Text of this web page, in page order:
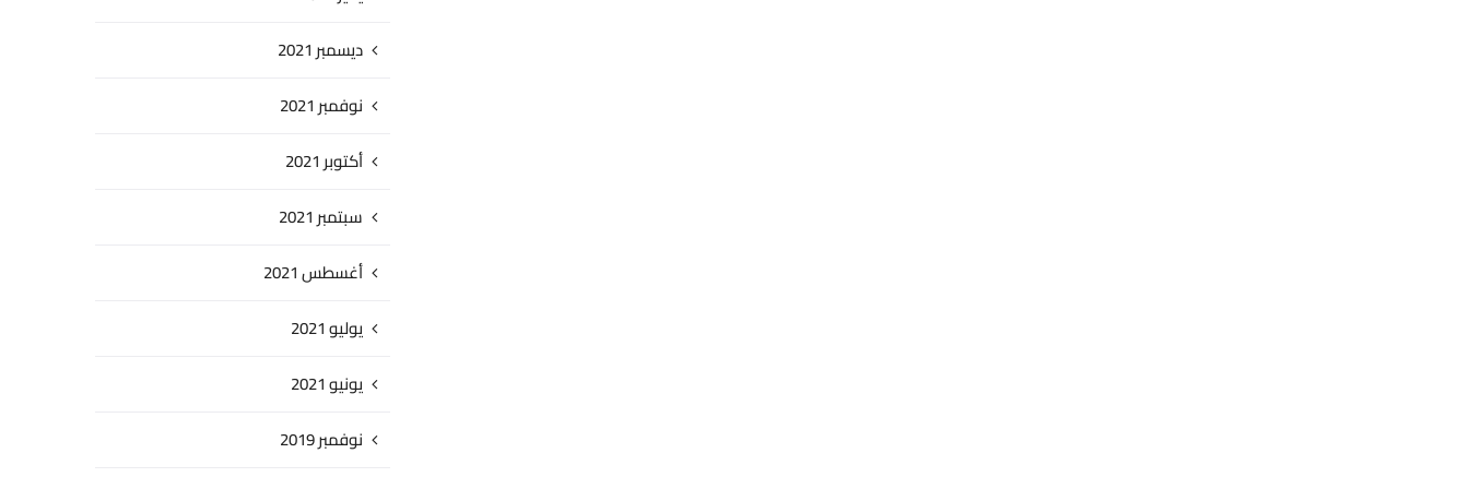
ديسمبر 2021
نوفمبر 2021
أكتوبر 2021
سبتمبر 2021
أغسطس 2021
يوليو 2021
يونيو 2021
نوفمبر 2019